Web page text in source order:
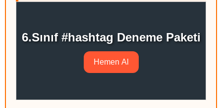
6.Sınıf #hashtag Deneme Paketi
Hemen Al